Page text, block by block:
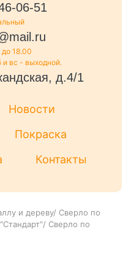
06-51
18.00
и вс - выходной.
д.4/1
Новости
Покраска
Контакты
и дереву/ Сверло по
/ Сверло по